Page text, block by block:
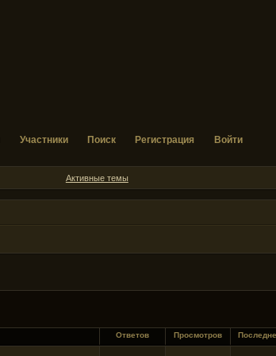
Участники Поиск Регистрация Войти
Активные темы
Ответов Просмотров